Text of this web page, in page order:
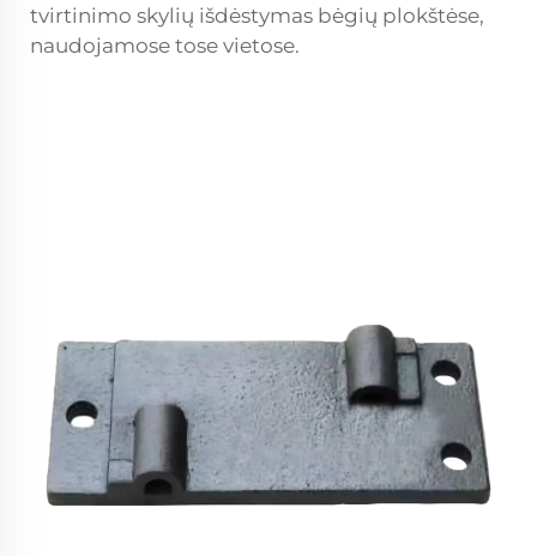
tvirtinimo skylių išdėstymas bėgių plokštėse,
naudojamose tose vietose.